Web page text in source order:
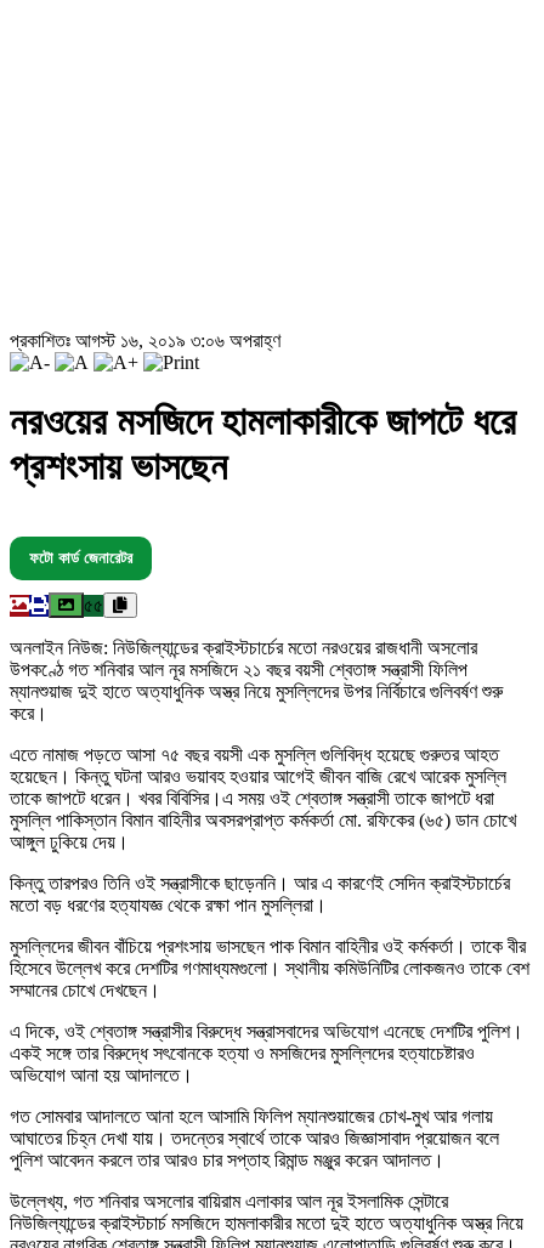
প্রকাশিতঃ আগস্ট ১৬, ২০১৯ ৩:০৬ অপরাহ্ণ
নরওয়ের মসজিদে হামলাকারীকে জাপটে ধরে
প্রশংসায় ভাসছেন
ফটো কার্ড জেনারেটর
৫৫
অনলাইন নিউজ: নিউজিল্যান্ডের ক্রাইস্টচার্চের মতো নরওয়ের রাজধানী অসলোর
উপকণ্ঠে গত শনিবার আল নূর মসজিদে ২১ বছর বয়সী শ্বেতাঙ্গ সন্ত্রাসী ফিলিপ
ম্যানশুয়াজ দুই হাতে অত্যাধুনিক অস্ত্র নিয়ে মুসল্লিদের উপর নির্বিচারে গুলিবর্ষণ শুরু
করে।
এতে নামাজ পড়তে আসা ৭৫ বছর বয়সী এক মুসল্লি গুলিবিদ্ধ হয়েছে গুরুতর আহত
হয়েছেন। কিন্তু ঘটনা আরও ভয়াবহ হওয়ার আগেই জীবন বাজি রেখে আরেক মুসল্লি
তাকে জাপটে ধরেন। খবর বিবিসির।এ সময় ওই শ্বেতাঙ্গ সন্ত্রাসী তাকে জাপটে ধরা
মুসল্লি পাকিস্তান বিমান বাহিনীর অবসরপ্রাপ্ত কর্মকর্তা মো. রফিকের (৬৫) ডান চোখে
আঙ্গুল ঢুকিয়ে দেয়।
কিন্তু তারপরও তিনি ওই সন্ত্রাসীকে ছাড়েননি। আর এ কারণেই সেদিন ক্রাইস্টচার্চের
মতো বড় ধরণের হত্যাযজ্ঞ থেকে রক্ষা পান মুসল্লিরা।
মুসল্লিদের জীবন বাঁচিয়ে প্রশংসায় ভাসছেন পাক বিমান বাহিনীর ওই কর্মকর্তা। তাকে বীর
হিসেবে উল্লেখ করে দেশটির গণমাধ্যমগুলো। স্থানীয় কমিউনিটির লোকজনও তাকে বেশ
সম্মানের চোখে দেখছেন।
এ দিকে, ওই শ্বেতাঙ্গ সন্ত্রাসীর বিরুদ্ধে সন্ত্রাসবাদের অভিযোগ এনেছে দেশটির পুলিশ।
একই সঙ্গে তার বিরুদ্ধে সৎবোনকে হত্যা ও মসজিদের মুসল্লিদের হত্যাচেষ্টারও
অভিযোগ আনা হয় আদালতে।
গত সোমবার আদালতে আনা হলে আসামি ফিলিপ ম্যানশুয়াজের চোখ-মুখ আর গলায়
আঘাতের চিহ্ন দেখা যায়। তদন্তের স্বার্থে তাকে আরও জিজ্ঞাসাবাদ প্রয়োজন বলে
পুলিশ আবেদন করলে তার আরও চার সপ্তাহ রিমান্ড মঞ্জুর করেন আদালত।
উল্লেখ্য, গত শনিবার অসলোর বায়িরাম এলাকার আল নূর ইসলামিক সেন্টারে
নিউজিল্যান্ডের ক্রাইস্টচার্চ মসজিদে হামলাকারীর মতো দুই হাতে অত্যাধুনিক অস্ত্র নিয়ে